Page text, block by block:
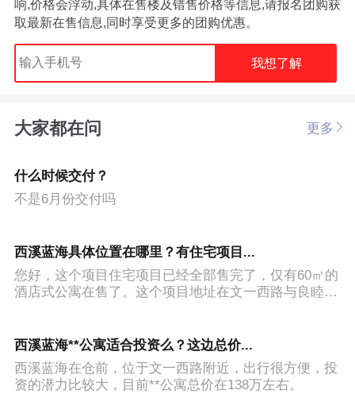
响,价格会浮动,具体在售楼及错售价格等信息,请报名团购获
取最新在售信息,同时享受更多的团购优惠。
我想了解
大家都在问 更多
什么时候交付？
不是6月份交付吗
西溪蓝海具体位置在哪里？有住宅项目...
您好，这个项目住宅项目已经全部售完了，仅有60㎡的
酒店式公寓在售了。这个项目地址在文一西路与良睦路
西溪蓝海**公寓适合投资么？这边总价...
西溪蓝海在仓前，位于文一西路附近，出行很方便，投
资的潜力比较大，目前**公寓总价在138万左右。